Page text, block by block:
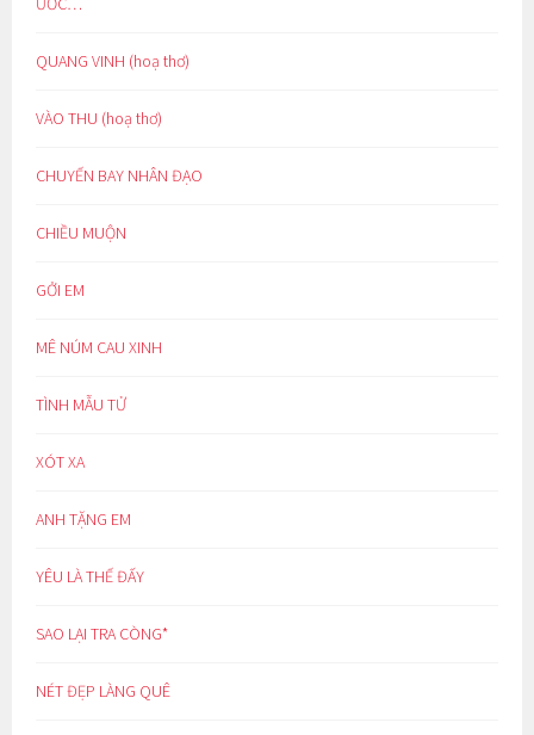
QUANG VINH (hoạ thơ)
VÀO THU (hoạ thơ)
CHUYẾN BAY NHÂN ĐẠO
CHIỀU MUỘN
GỞI EM
MÊ NÚM CAU XINH
TÌNH MẪU TỬ
XÓT XA
ANH TẶNG EM
YÊU LÀ THẾ ĐẤY
SAO LẠI TRA CÒNG*
NÉT ĐẸP LÀNG QUÊ